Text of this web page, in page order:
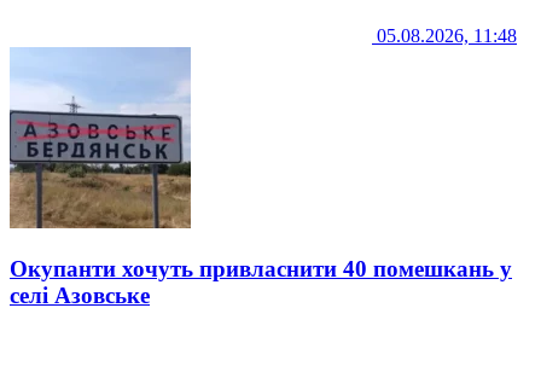
05.08.2026, 11:48
Окупанти хочуть привласнити 40 помешкань у
селі Азовське